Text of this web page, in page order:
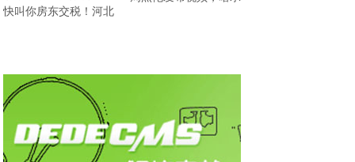
快叫你房东交税！河北